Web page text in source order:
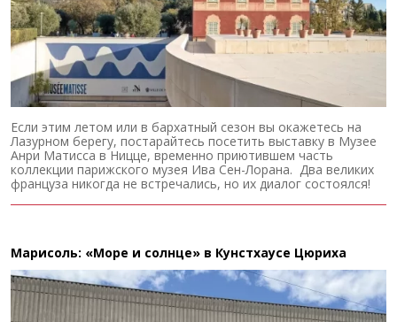
Если этим летом или в бархатный сезон вы окажетесь на
Лазурном берегу, постарайтесь посетить выставку в Музее
Анри Матисса в Ницце, временно приютившем часть
коллекции парижского музея Ива Сен-Лорана. Два великих
француза никогда не встречались, но их диалог состоялся!
Марисоль: «Море и солнце» в Кунстхаусе Цюриха